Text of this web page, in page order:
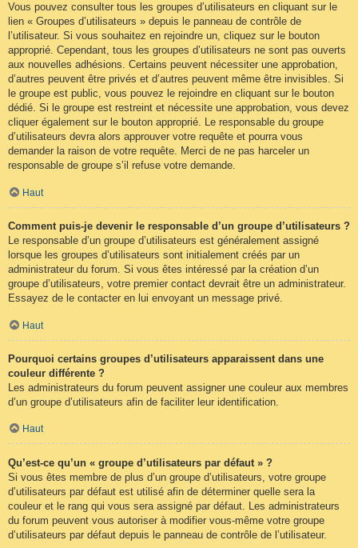
Vous pouvez consulter tous les groupes d’utilisateurs en cliquant sur le
lien « Groupes d’utilisateurs » depuis le panneau de contrôle de
l’utilisateur. Si vous souhaitez en rejoindre un, cliquez sur le bouton
approprié. Cependant, tous les groupes d’utilisateurs ne sont pas ouverts
aux nouvelles adhésions. Certains peuvent nécessiter une approbation,
d’autres peuvent être privés et d’autres peuvent même être invisibles. Si
le groupe est public, vous pouvez le rejoindre en cliquant sur le bouton
dédié. Si le groupe est restreint et nécessite une approbation, vous devez
cliquer également sur le bouton approprié. Le responsable du groupe
d’utilisateurs devra alors approuver votre requête et pourra vous
demander la raison de votre requête. Merci de ne pas harceler un
responsable de groupe s’il refuse votre demande.
Haut
Comment puis-je devenir le responsable d’un groupe d’utilisateurs ?
Le responsable d’un groupe d’utilisateurs est généralement assigné
lorsque les groupes d’utilisateurs sont initialement créés par un
administrateur du forum. Si vous êtes intéressé par la création d’un
groupe d’utilisateurs, votre premier contact devrait être un administrateur.
Essayez de le contacter en lui envoyant un message privé.
Haut
Pourquoi certains groupes d’utilisateurs apparaissent dans une
couleur différente ?
Les administrateurs du forum peuvent assigner une couleur aux membres
d’un groupe d’utilisateurs afin de faciliter leur identification.
Haut
Qu’est-ce qu’un « groupe d’utilisateurs par défaut » ?
Si vous êtes membre de plus d’un groupe d’utilisateurs, votre groupe
d’utilisateurs par défaut est utilisé afin de déterminer quelle sera la
couleur et le rang qui vous sera assigné par défaut. Les administrateurs
du forum peuvent vous autoriser à modifier vous-même votre groupe
d’utilisateurs par défaut depuis le panneau de contrôle de l’utilisateur.